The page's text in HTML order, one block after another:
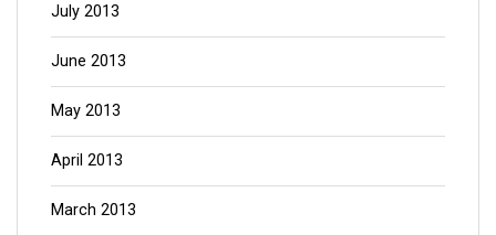
July 2013
June 2013
May 2013
April 2013
March 2013